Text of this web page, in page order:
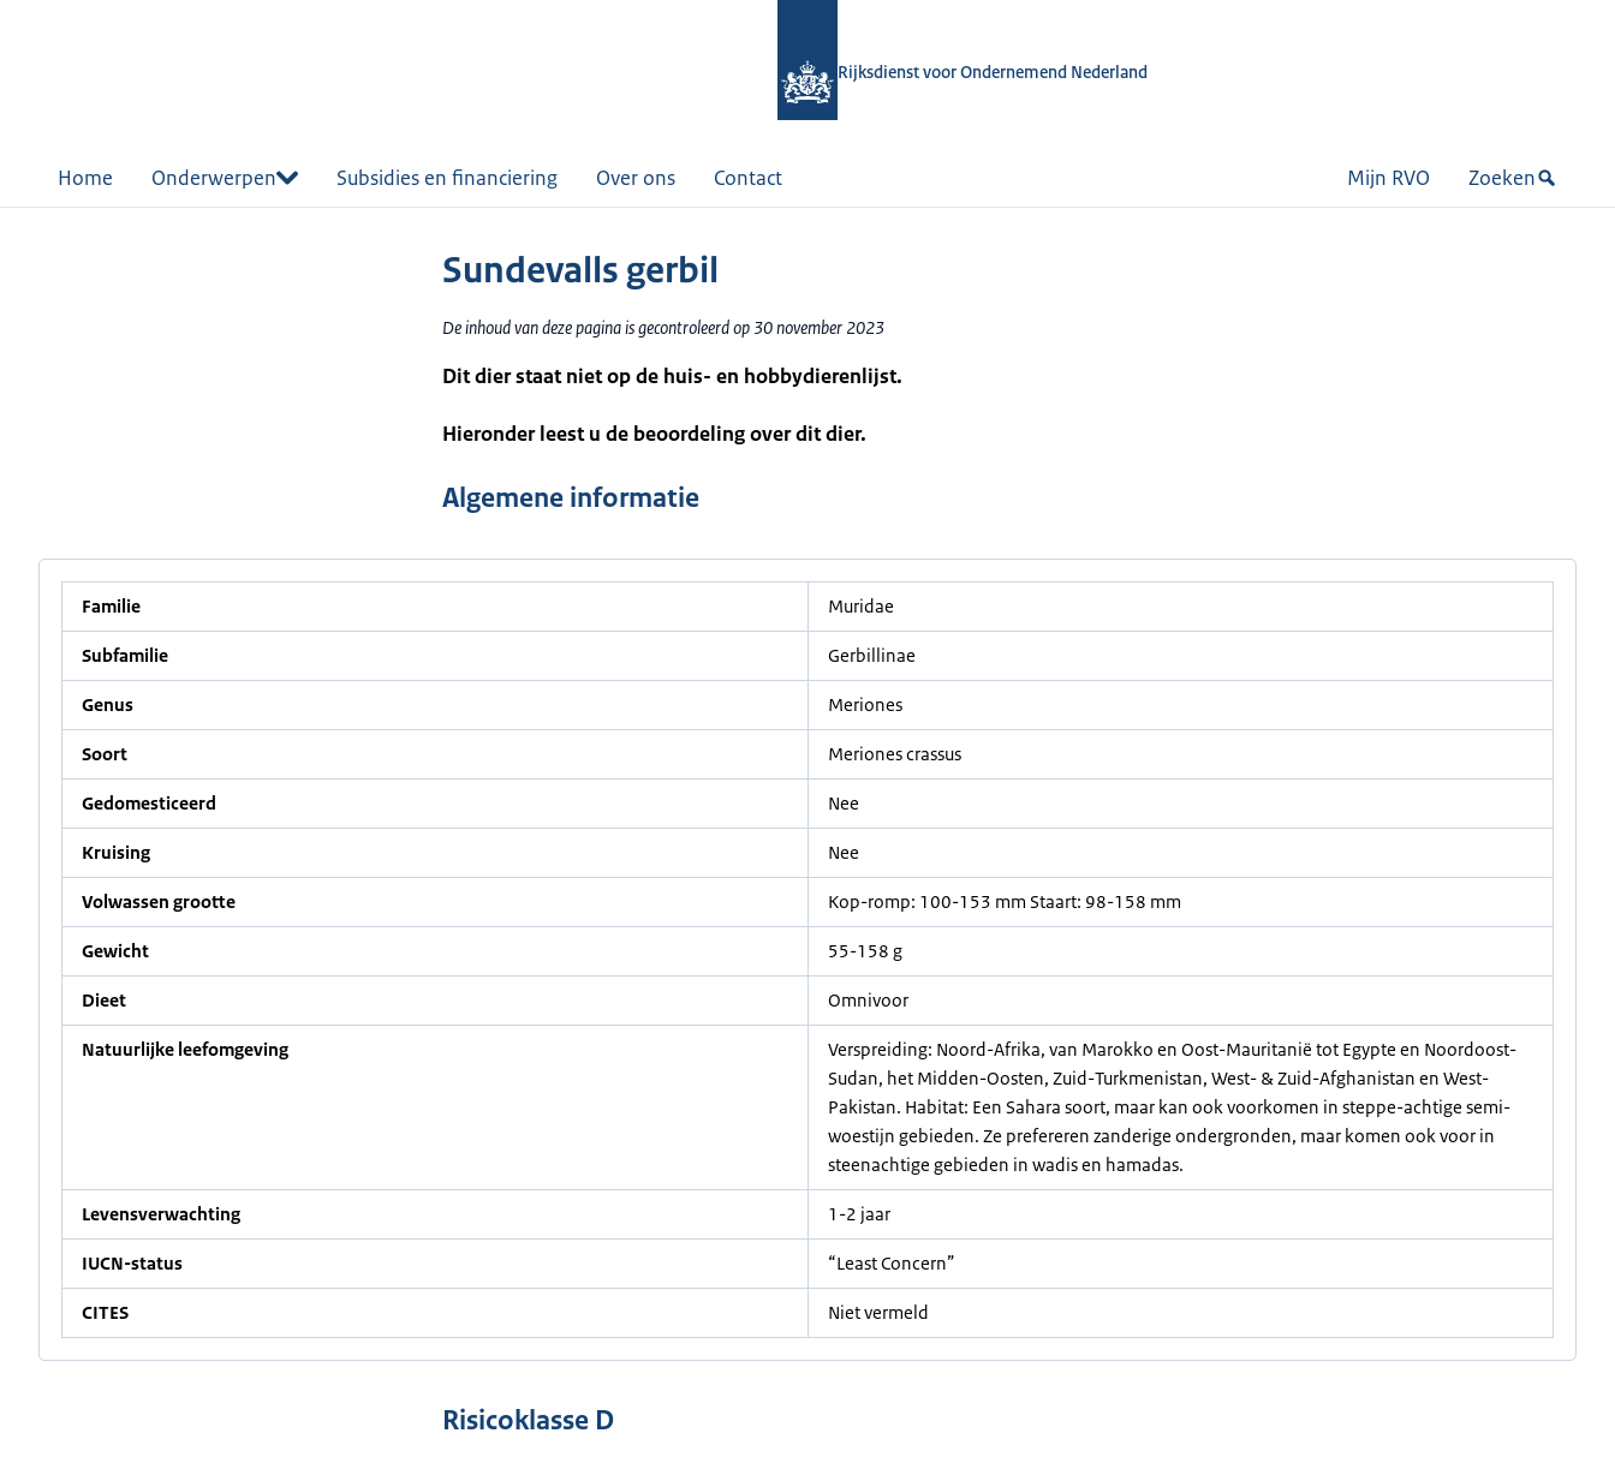
Rijksdienst voor Ondernemend Nederland
Home Onderwerpen Subsidies en financiering Over ons Contact Mijn RVO Zoeken
Sundevalls gerbil
De inhoud van deze pagina is gecontroleerd op 30 november 2023
Dit dier staat niet op de huis- en hobbydierenlijst.
Hieronder leest u de beoordeling over dit dier.
Algemene informatie
Familie Muridae
Subfamilie Gerbillinae
Genus Meriones
Soort Meriones crassus
Gedomesticeerd Nee
Kruising Nee
Volwassen grootte Kop-romp: 100-153 mm Staart: 98-158 mm
Gewicht 55-158 g
Dieet Omnivoor
Natuurlijke leefomgeving
Verspreiding: Noord-Afrika, van Marokko en Oost-Mauritanië tot Egypte en Noordoost-
Sudan, het Midden-Oosten, Zuid-Turkmenistan, West- & Zuid-Afghanistan en West-
Pakistan. Habitat: Een Sahara soort, maar kan ook voorkomen in steppe-achtige semi-
woestijn gebieden. Ze prefereren zanderige ondergronden, maar komen ook voor in
steenachtige gebieden in wadis en hamadas.
Levensverwachting 1-2 jaar
IUCN-status “Least Concern”
CITES Niet vermeld
Risicoklasse D